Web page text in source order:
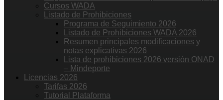
Cursos WADA
Listado de Prohibiciones
Programa de Seguimiento 2026
Listado de Prohibiciones WADA 2026
Resumen principales modificaciones y
notas explicativas 2026
Lista de prohibiciones 2026 versión ONAD
– Mindeporte
Licencias 2026
Tarifas 2026
Tutorial Plataforma